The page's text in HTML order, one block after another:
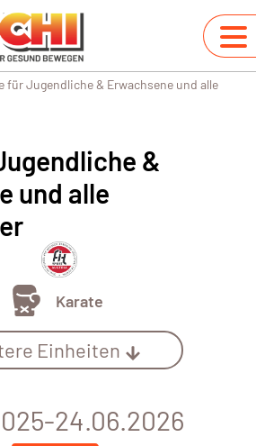
für Jugendliche & Erwachsene und alle
&
und alle
Karate
Einheiten
24.06.2026